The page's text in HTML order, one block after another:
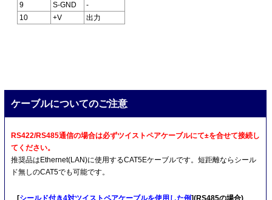
9
S-GND
-
10
+V 出力
ケーブルについてのご注意
RS422/RS485通信の場合は必ずツイストペアケーブルにて±を合せて接続し
てください。
推奨品はEthernet(LAN)に使用するCAT5Eケーブルです。短距離ならシール
ド無しのCAT5でも可能です。
[シールド付き4対ツイストペアケーブルを使用した例](RS485の場合)